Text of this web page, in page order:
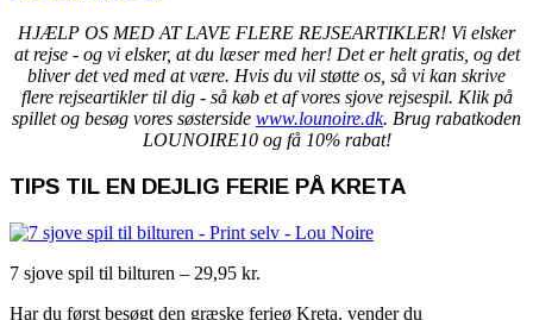
HJÆLP OS MED AT LAVE FLERE REJSEARTIKLER! Vi elsker
at rejse - og vi elsker, at du læser med her! Det er helt gratis, og det
bliver det ved med at være. Hvis du vil støtte os, så vi kan skrive
flere rejseartikler til dig - så køb et af vores sjove rejsespil. Klik på
spillet og besøg vores søsterside www.lounoire.dk. Brug rabatkoden
LOUNOIRE10 og få 10% rabat!
TIPS TIL EN DEJLIG FERIE PÅ KRETA
7 sjove spil til bilturen – 29,95 kr.
Har du først besøgt den græske ferieø Kreta, vender du